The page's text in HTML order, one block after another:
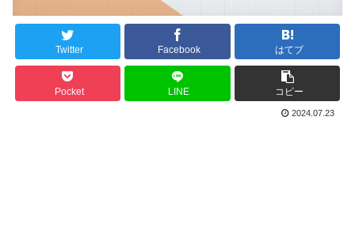
Twitter Facebook はてブ
Pocket LINE コピー
2024.07.23